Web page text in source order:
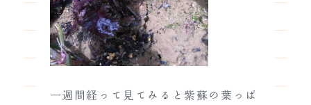
一週間経って見てみると紫蘇の葉っぱ